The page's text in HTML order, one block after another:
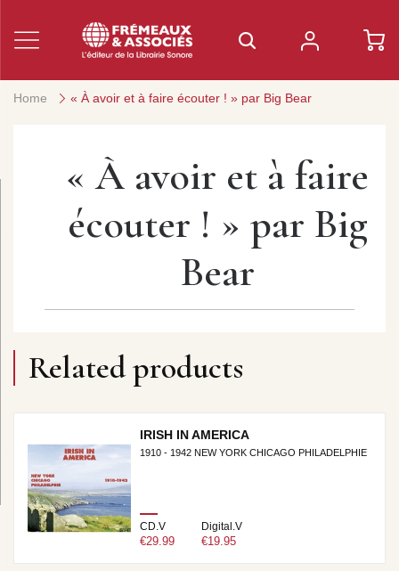
Home « À avoir et à faire écouter ! » par Big Bear
« À avoir et à faire
écouter ! » par Big
Bear
Related products
IRISH IN AMERICA
1910 - 1942 NEW YORK CHICAGO PHILADELPHIE
CD.V
€29.99
Digital.V
€19.95